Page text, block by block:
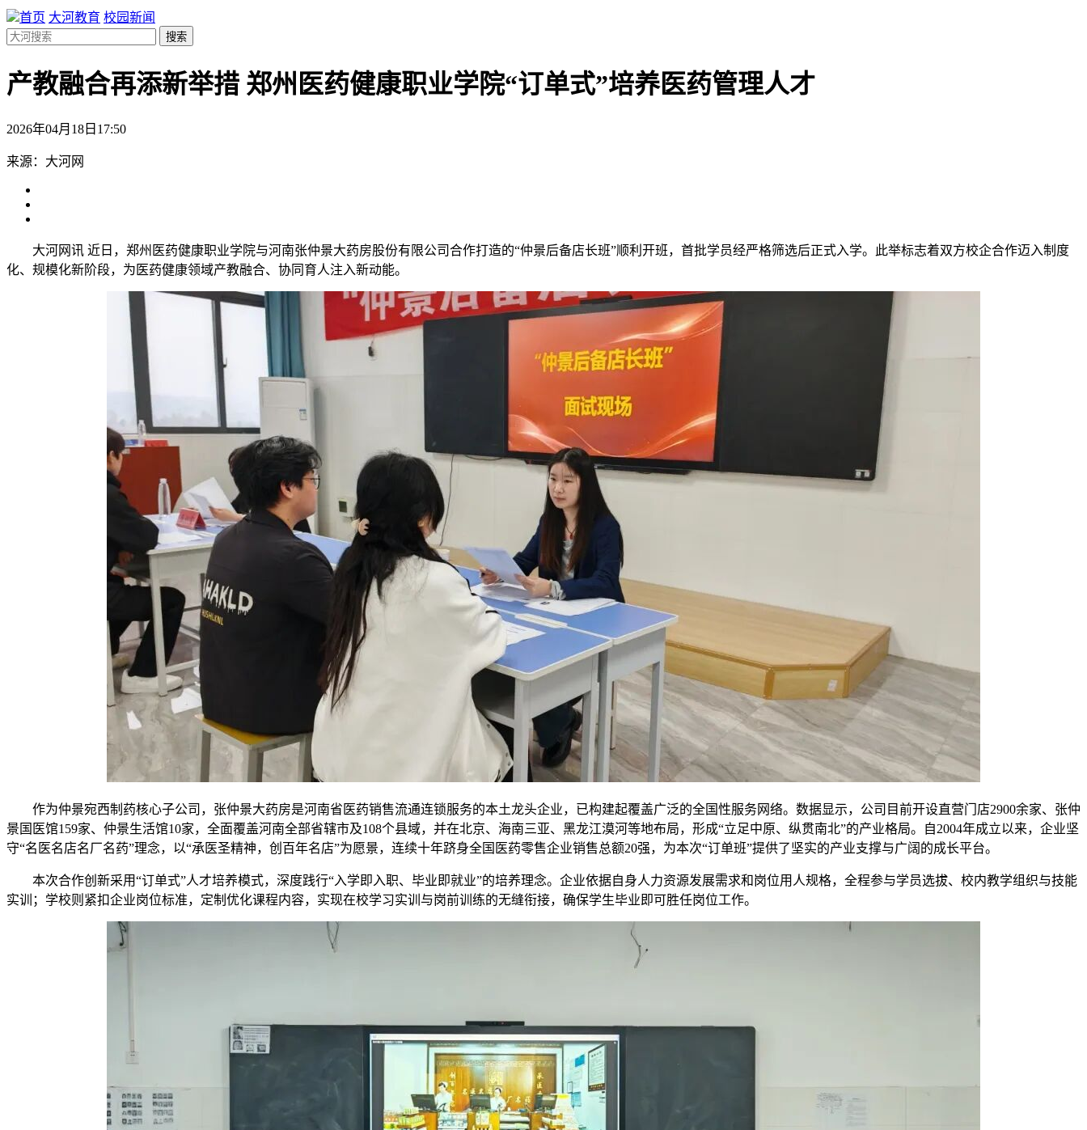
首页 大河教育 校园新闻
搜索
产教融合再添新举措 郑州医药健康职业学院“订单式”培养医药管理人才
2026年04月18日17:50
来源：大河网
大河网讯 近日，郑州医药健康职业学院与河南张仲景大药房股份有限公司合作打造的“仲景后备店长班”顺利开班，首批学员经严格筛选后正式入学。此举标志着双方校企合作迈入制度
化、规模化新阶段，为医药健康领域产教融合、协同育人注入新动能。
作为仲景宛西制药核心子公司，张仲景大药房是河南省医药销售流通连锁服务的本土龙头企业，已构建起覆盖广泛的全国性服务网络。数据显示，公司目前开设直营门店2900余家、张仲
景国医馆159家、仲景生活馆10家，全面覆盖河南全部省辖市及108个县域，并在北京、海南三亚、黑龙江漠河等地布局，形成“立足中原、纵贯南北”的产业格局。自2004年成立以来，企业坚
守“名医名店名厂名药”理念，以“承医圣精神，创百年名店”为愿景，连续十年跻身全国医药零售企业销售总额20强，为本次“订单班”提供了坚实的产业支撑与广阔的成长平台。
本次合作创新采用“订单式”人才培养模式，深度践行“入学即入职、毕业即就业”的培养理念。企业依据自身人力资源发展需求和岗位用人规格，全程参与学员选拔、校内教学组织与技能
实训；学校则紧扣企业岗位标准，定制优化课程内容，实现在校学习实训与岗前训练的无缝衔接，确保学生毕业即可胜任岗位工作。